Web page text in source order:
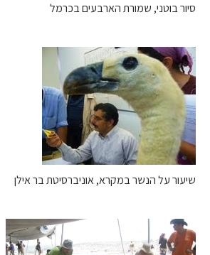
סיור בוטני, שמורת הארבעים בכרמל
שיעור על הנשר במקרא, אוניברסיטת בר אילן